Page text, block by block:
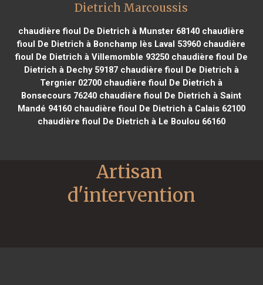
Dietrich Marcoussis
chaudière fioul De Dietrich à Munster 68140 chaudière
fioul De Dietrich à Bonchamp lès Laval 53960 chaudière
fioul De Dietrich à Villemomble 93250chaudière fioul De
Dietrich à Dechy 59187chaudière fioul De Dietrich à
Tergnier 02700 chaudière fioul De Dietrich à
Bonsecours 76240 chaudière fioul De Dietrich à Saint
Mandé 94160chaudière fioul De Dietrich à Calais 62100
chaudière fioul De Dietrich à Le Boulou 66160
Artisan
d'intervention